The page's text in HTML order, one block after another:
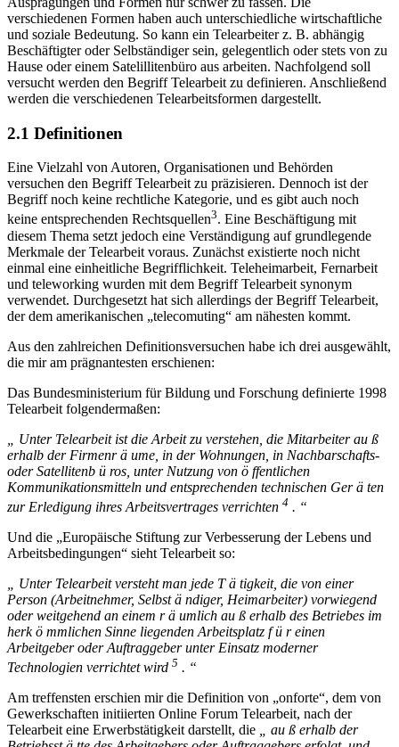
verschiedenen Formen haben auch unterschiedliche wirtschaftliche
und soziale Bedeutung. So kann ein Telearbeiter z. B. abhängig
Beschäftigter oder Selbständiger sein, gelegentlich oder stets von zu
Hause oder einem Satelillitenbüro aus arbeiten. Nachfolgend soll
versucht werden den Begriff Telearbeit zu definieren. Anschließend
werden die verschiedenen Telearbeitsformen dargestellt.
2.1 Definitionen
Eine Vielzahl von Autoren, Organisationen und Behörden
versuchen den Begriff Telearbeit zu präzisieren. Dennoch ist der
Begriff noch keine rechtliche Kategorie, und es gibt auch noch
keine entsprechenden Rechtsquellen3. Eine Beschäftigung mit
diesem Thema setzt jedoch eine Verständigung auf grundlegende
Merkmale der Telearbeit voraus. Zunächst existierte noch nicht
einmal eine einheitliche Begrifflichkeit. Teleheimarbeit, Fernarbeit
und teleworking wurden mit dem Begriff Telearbeit synonym
verwendet. Durchgesetzt hat sich allerdings der Begriff Telearbeit,
der dem amerikanischen „telecomuting“ am nähesten kommt.
Aus den zahlreichen Definitionsversuchen habe ich drei ausgewählt,
die mir am prägnantesten erschienen:
Das Bundesministerium für Bildung und Forschung definierte 1998
Telearbeit folgendermaßen:
„ Unter Telearbeit ist die Arbeit zu verstehen, die Mitarbeiter au ß
erhalb der Firmenr ä ume, in der Wohnungen, in Nachbarschafts-
oder Satellitenb ü ros, unter Nutzung von ö ffentlichen
Kommunikationsmitteln und entsprechenden technischen Ger ä ten
zur Erledigung ihres Arbeitsvertrages verrichten 4 . “
Und die „Europäische Stiftung zur Verbesserung der Lebens und
Arbeitsbedingungen“ sieht Telearbeit so:
„ Unter Telearbeit versteht man jede T ä tigkeit, die von einer
Person (Arbeitnehmer, Selbst ä ndiger, Heimarbeiter) vorwiegend
oder weitgehend an einem r ä umlich au ß erhalb des Betriebes im
herk ö mmlichen Sinne liegenden Arbeitsplatz f ü r einen
Arbeitgeber oder Auftraggeber unter Einsatz moderner
Technologien verrichtet wird 5 . “
Am treffensten erschien mir die Definition von „onforte“, dem von
Gewerkschaften initiierten Online Forum Telearbeit, nach der
Telearbeit eine Erwerbstätigkeit darstellt, die
„ au ß erhalb der